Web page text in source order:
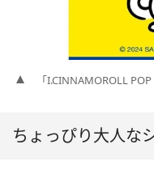
「I.CINNAMOROLL
ちょっぴり大人な